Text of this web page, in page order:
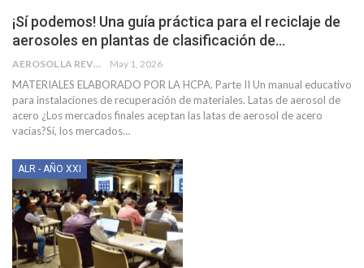
¡Sí podemos! Una guía práctica para el reciclaje de
aerosoles en plantas de clasificación de…
AEROSOL LA REVISTA May 1, 2026
MATERIALES ELABORADO POR LA HCPA. Parte II Un manual educativo
para instalaciones de recuperación de materiales. Latas de aerosol de
acero ¿Los mercados finales aceptan las latas de aerosol de acero
vacías?Sí, los mercados…
ALR - AÑO XXI